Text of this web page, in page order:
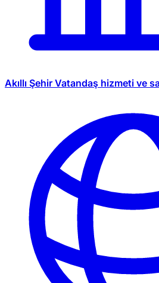
Akıllı Şehir Vatandaş hizmeti ve